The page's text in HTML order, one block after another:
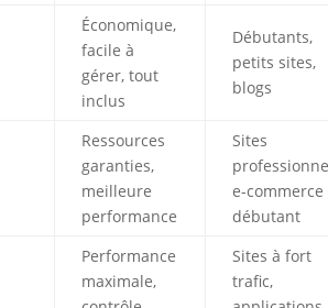
Économique,
facile à
gérer, tout
inclus
Débutants,
petits sites,
blogs
Ressources
garanties,
meilleure
performance
Sites
e-commerce
débutant
Performance
maximale,
Sites à fort
trafic,